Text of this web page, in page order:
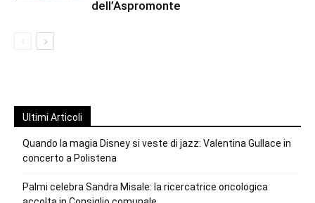
dell’Aspromonte
Ultimi Articoli
Quando la magia Disney si veste di jazz: Valentina Gullace in
concerto a Polistena
Palmi celebra Sandra Misale: la ricercatrice oncologica